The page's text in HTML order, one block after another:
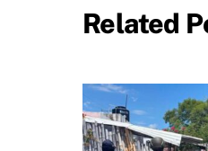
Related